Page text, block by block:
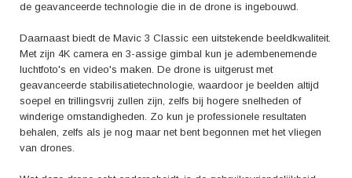
en gebruiksvriendelijkheid is de DJI Mavic 3 Classic een investering
de geavanceerde technologie die in de drone is ingebouwd.
Daarnaast biedt de Mavic 3 Classic een uitstekende beeldkwaliteit.
Met zijn 4K camera en 3-assige gimbal kun je adembenemende
luchtfoto's en video's maken. De drone is uitgerust met
geavanceerde stabilisatietechnologie, waardoor je beelden altijd
soepel en trillingsvrij zullen zijn, zelfs bij hogere snelheden of
winderige omstandigheden. Zo kun je professionele resultaten
behalen, zelfs als je nog maar net bent begonnen met het vliegen
van drones.